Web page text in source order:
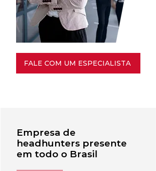
FALE COM UM ESPECIALISTA
Empresa de
headhunters presente
em todo o Brasil